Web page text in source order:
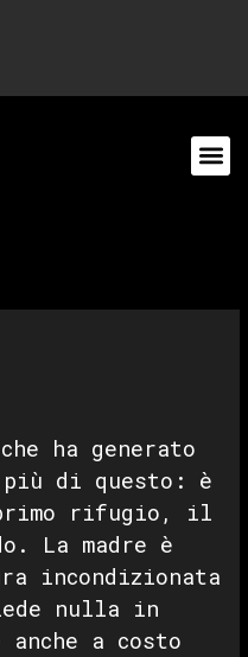
che ha generato
di questo: è
rifugio, il
La madre è
incondizionata
nulla in
anche a costo